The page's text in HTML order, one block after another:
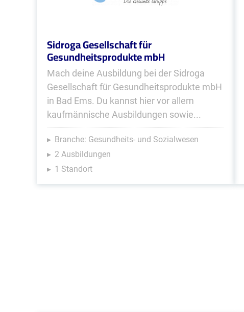
Sidroga Gesellschaft für
Gesundheitsprodukte mbH
Mach deine Ausbildung bei der Sidroga
Gesellschaft für Gesundheitsprodukte mbH
in Bad Ems. Du kannst hier vor allem
kaufmännische Ausbildungen sowie...
Branche: Gesundheits- und Sozialwesen
2 Ausbildungen
1 Standort